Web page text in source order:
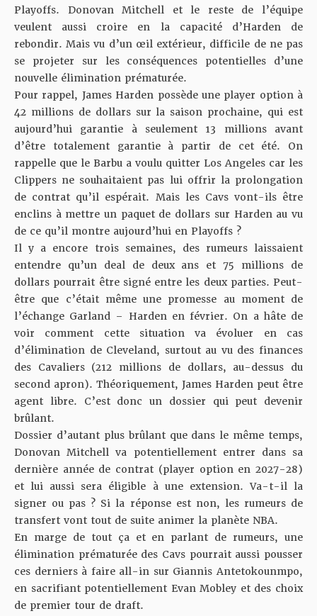
Playoffs. Donovan Mitchell et le reste de l’équipe
veulent aussi croire en la capacité d’Harden de
rebondir. Mais vu d’un œil extérieur, difficile de ne pas
se projeter sur les conséquences potentielles d’une
nouvelle élimination prématurée.
Pour rappel, James Harden possède une player option à
42 millions de dollars sur la saison prochaine, qui est
aujourd’hui garantie à seulement 13 millions avant
d’être totalement garantie à partir de cet été. On
rappelle que le Barbu a voulu quitter Los Angeles car les
Clippers ne souhaitaient pas lui offrir la prolongation
de contrat qu’il espérait. Mais les Cavs vont-ils être
enclins à mettre un paquet de dollars sur Harden au vu
de ce qu’il montre aujourd’hui en Playoffs ?
Il y a encore trois semaines, des rumeurs laissaient
entendre qu’un deal de deux ans et 75 millions de
dollars pourrait être signé entre les deux parties. Peut-
être que c’était même une promesse au moment de
l’échange Garland – Harden en février. On a hâte de
voir comment cette situation va évoluer en cas
d’élimination de Cleveland, surtout au vu des finances
des Cavaliers (212 millions de dollars, au-dessus du
second apron). Théoriquement, James Harden peut être
agent libre. C’est donc un dossier qui peut devenir
brûlant.
Dossier d’autant plus brûlant que dans le même temps,
Donovan Mitchell va potentiellement entrer dans sa
dernière année de contrat (player option en 2027-28)
et lui aussi sera éligible à une extension. Va-t-il la
signer ou pas ? Si la réponse est non, les rumeurs de
transfert vont tout de suite animer la planète NBA.
En marge de tout ça et en parlant de rumeurs, une
élimination prématurée des Cavs pourrait aussi pousser
ces derniers à faire all-in sur Giannis Antetokounmpo,
en sacrifiant potentiellement Evan Mobley et des choix
de premier tour de draft.